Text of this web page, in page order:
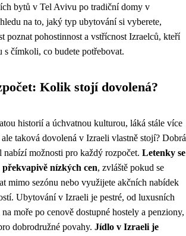
bytů v Tel Avivu po tradiční domy v
na to, jaký typ ubytování si vyberete,
poznat pohostinnost a vstřícnost Izraelců, kteří
s čímkoli, co budete potřebovat.
Kolik stojí dovolená?
historií a úchvatnou kulturou, láká stále více
taková dovolená v Izraeli vlastně stojí? Dobrá
nabízí možnosti pro každý rozpočet. Letenky se
nízkých cen, zvláště pokud se
mimo sezónu nebo využijete akčních nabídek
Ubytování v Izraeli je pestré, od luxusních
moře po cenově dostupné hostely a penziony,
dobrodružné povahy. Jídlo v Izraeli je